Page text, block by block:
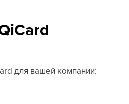
для вашей компании: